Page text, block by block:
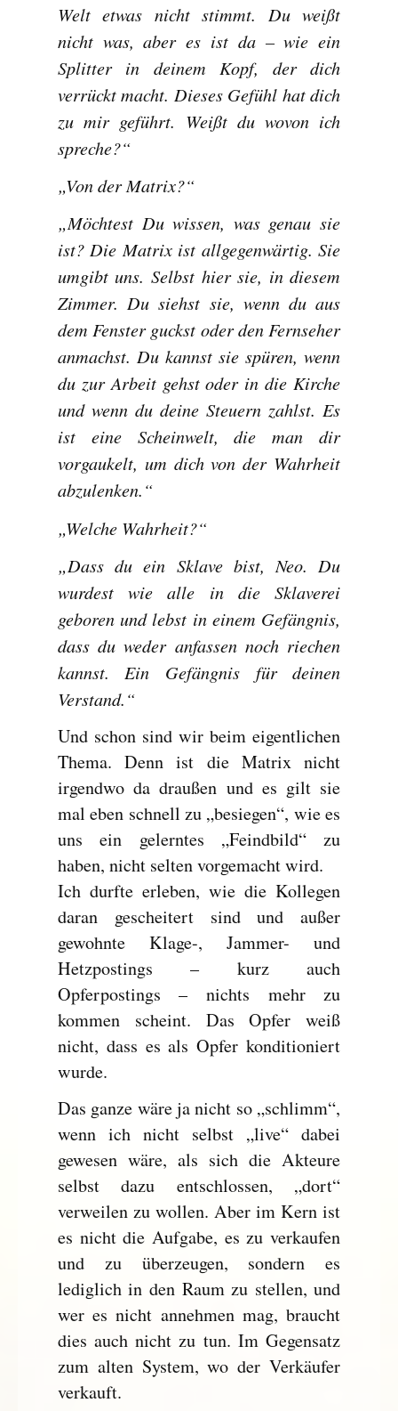
Welt etwas nicht stimmt. Du weißt
nicht was, aber es ist da – wie ein
Splitter in deinem Kopf, der dich
verrückt macht. Dieses Gefühl hat dich
zu mir geführt. Weißt du wovon ich
spreche?“
„Von der Matrix?“
„Möchtest Du wissen, was genau sie
ist? Die Matrix ist allgegenwärtig. Sie
umgibt uns. Selbst hier sie, in diesem
Zimmer. Du siehst sie, wenn du aus
dem Fenster guckst oder den Fernseher
anmachst. Du kannst sie spüren, wenn
du zur Arbeit gehst oder in die Kirche
und wenn du deine Steuern zahlst. Es
ist eine Scheinwelt, die man dir
vorgaukelt, um dich von der Wahrheit
abzulenken.“
„Welche Wahrheit?“
„Dass du ein Sklave bist, Neo. Du
wurdest wie alle in die Sklaverei
geboren und lebst in einem Gefängnis,
dass du weder anfassen noch riechen
kannst. Ein Gefängnis für deinen
Verstand.“
Und schon sind wir beim eigentlichen
Thema. Denn ist die Matrix nicht
irgendwo da draußen und es gilt sie
mal eben schnell zu „besiegen“, wie es
uns ein gelerntes „Feindbild“ zu
haben, nicht selten vorgemacht wird.
Ich durfte erleben, wie die Kollegen
daran gescheitert sind und außer
gewohnte Klage-, Jammer- und
Hetzpostings – kurz auch
Opferpostings – nichts mehr zu
kommen scheint. Das Opfer weiß
nicht, dass es als Opfer konditioniert
wurde.
Das ganze wäre ja nicht so „schlimm“,
wenn ich nicht selbst „live“ dabei
gewesen wäre, als sich die Akteure
selbst dazu entschlossen, „dort“
verweilen zu wollen. Aber im Kern ist
es nicht die Aufgabe, es zu verkaufen
und zu überzeugen, sondern es
lediglich in den Raum zu stellen, und
wer es nicht annehmen mag, braucht
dies auch nicht zu tun. Im Gegensatz
zum alten System, wo der Verkäufer
verkauft.